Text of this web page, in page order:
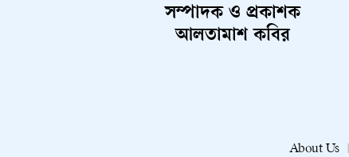
সম্পাদক ও প্রকাশক
আলতামাশ কবির
About Us